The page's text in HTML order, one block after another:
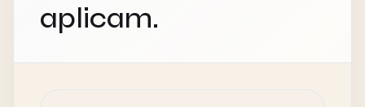
aplicam.